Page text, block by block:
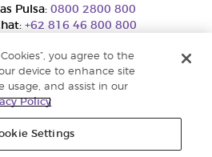
Pulsa:0800 2800 800
+62 816 46 800 800
Konsumen
you agree to the
device to enhance site
usage, and assist in our
Policy
Settings